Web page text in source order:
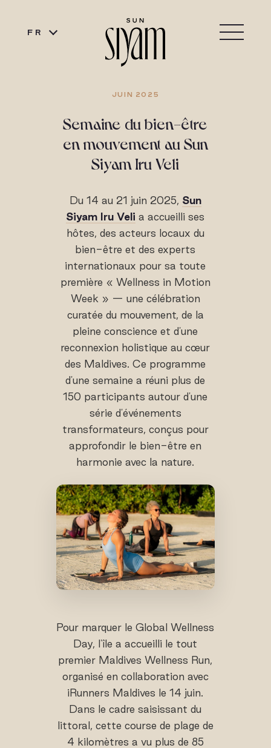
FR
JUIN 2025
Semaine du bien-être
en mouvement au Sun
Siyam Iru Veli
Du 14 au 21 juin 2025, Sun
Siyam Iru Veli a accueilli ses
hôtes, des acteurs locaux du
bien-être et des experts
internationaux pour sa toute
première « Wellness in Motion
Week » — une célébration
curatée du mouvement, de la
pleine conscience et d'une
reconnexion holistique au cœur
des Maldives. Ce programme
d'une semaine a réuni plus de
150 participants autour d'une
série d'événements
transformateurs, conçus pour
approfondir le bien-être en
harmonie avec la nature.
Pour marquer le Global Wellness
Day, l'île a accueilli le tout
premier Maldives Wellness Run,
organisé en collaboration avec
iRunners Maldives le 14 juin.
Dans le cadre saisissant du
littoral, cette course de plage de
4 kilomètres a vu plus de 85